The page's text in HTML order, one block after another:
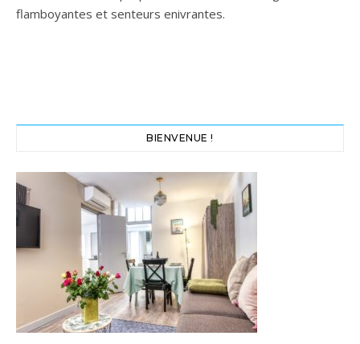
flamboyantes et senteurs enivrantes.
BIENVENUE !